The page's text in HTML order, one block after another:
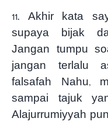
11. Akhir kata
supaya bijak
Jangan tumpu
jangan terlalu
falsafah Nahu,
sampai tajuk
Alajurrumiyyah